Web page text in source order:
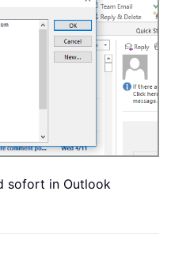
sofort in Outlook